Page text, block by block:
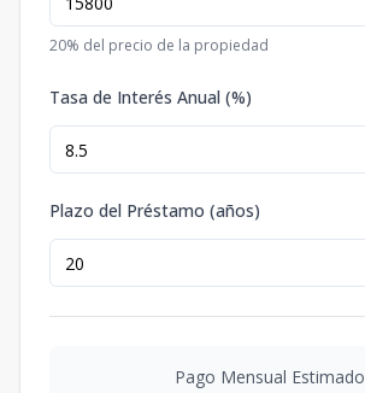
20% del precio de la propiedad
Tasa de Interés Anual (%)
Plazo del Préstamo (años)
Pago Mensual Estimado